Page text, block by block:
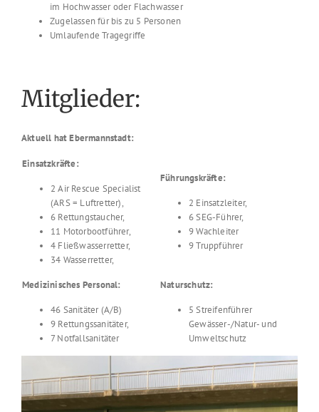
im Hochwasser oder Flachwasser
Zugelassen für bis zu 5 Personen
Umlaufende Tragegriffe
Mitglieder:
Aktuell hat Ebermannstadt:
Einsatzkräfte:
2 Air Rescue Specialist
(ARS = Luftretter),
6 Rettungstaucher,
11 Motorbootführer,
4 Fließwasserretter,
34 Wasserretter,
Führungskräfte:
2 Einsatzleiter,
6 SEG-Führer,
9 Wachleiter
9 Truppführer
Medizinisches Personal:
46 Sanitäter (A/B)
9 Rettungssanitäter,
7 Notfallsanitäter
Naturschutz:
5 Streifenführer
Gewässer-/Natur- und
Umweltschutz